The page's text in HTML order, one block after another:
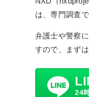
は、専門調査
弁護士や警察
すので、まず
24